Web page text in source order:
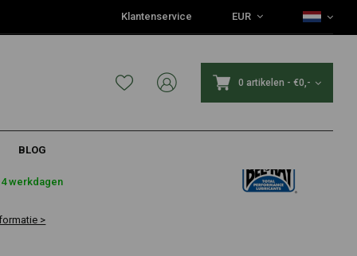
Klantenservice EUR
0 artikelen - €0,-
BLOG
werkdagen
>